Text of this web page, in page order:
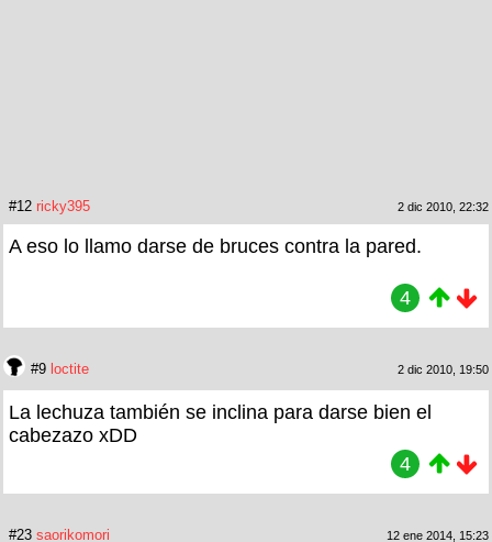
#12 ricky395 2 dic 2010, 22:32
A eso lo llamo darse de bruces contra la pared.
4
#9 loctite 2 dic 2010, 19:50
La lechuza también se inclina para darse bien el
cabezazo xDD
4
#23 saorikomori 12 ene 2014, 15:23